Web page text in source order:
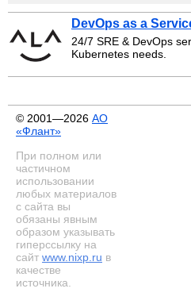
DevOps as a
24/7 SRE & DevOps
Kubernetes needs.
© 2001—2026 АО
«Флант»
При полном или
частичном
использовании
любых материалов
с сайта вы
обязаны явным
образом указывать
гиперссылку на
сайт www.nixp.ru в
качестве
источника.